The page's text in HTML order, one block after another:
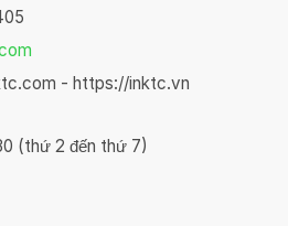
- https://inktc.vn
(thứ 2 đến thứ 7)